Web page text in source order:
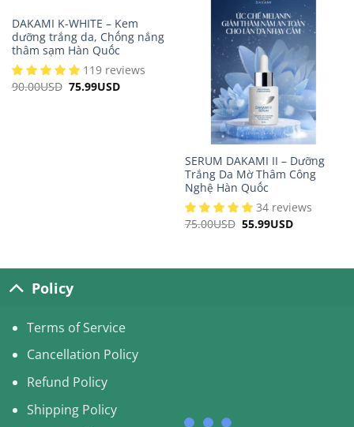
DAKAMI K-WHITE – Kem
dưỡng trắng da, Chống nắng
thâm sạm Hàn Quốc
119 reviews
90.00USD Original
75.99USDCurrent
SERUM DAKAMI II – Dưỡng
Trắng Da Mờ Thâm Công
Nghệ Hàn Quốc
34 reviews
75.00USD Original
55.99USDCurrent
Policy
Terms of Service
Cancellation Policy
Refund Policy
Shipping Policy